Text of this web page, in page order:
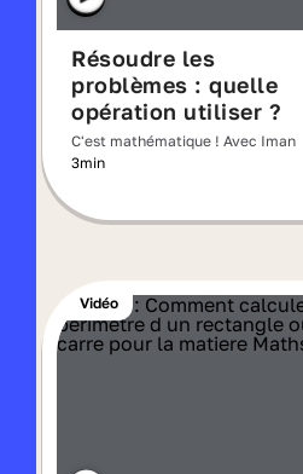
Résoudre les
problèmes : quelle
opération utiliser ?
C'est mathématique ! Avec Iman
3min
Vidéo